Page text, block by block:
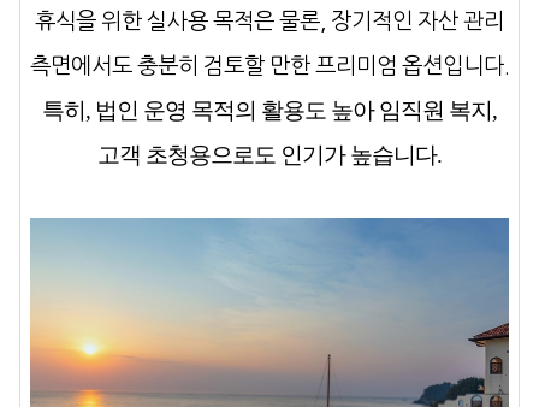
휴식을 위한 실사용 목적은 물론, 장기적인 자산 관리
측면에서도 충분히 검토할 만한 프리미엄 옵션입니다.
특히, 법인 운영 목적의 활용도 높아임직원 복지,
고객 초청용으로도 인기가 높습니다.